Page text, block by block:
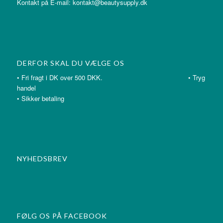
Kontakt på E-mail: kontakt@beautysupply.dk
DERFOR SKAL DU VÆLGE OS
• Fri fragt i DK over 500 DKK. • Tryg
handel
• Sikker betaling
NYHEDSBREV
FØLG OS PÅ FACEBOOK